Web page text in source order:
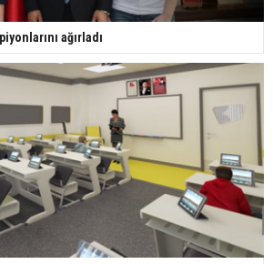
ağırladı